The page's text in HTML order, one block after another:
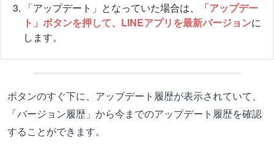
「アップデート」となっていた場合は、
「アップデー
ト」ボタンを押して、LINEアプリを最新バージョンに
します。
ボタンのすぐ下に、アップデート履歴が表示されていて、
「バージョン履歴」から今までのアップデート履歴を確認
することができます。